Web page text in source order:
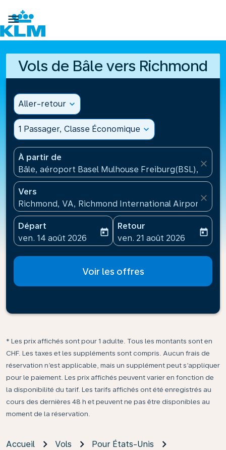

Vols de Bâle vers Richmond
Aller-retour expand_more
1 Passager, Classe Économique expand_more
À partir de
Bâle, aéroport Basel Mulhouse Freiburg(BSL), Suisse
close
Vers
Richmond, VA, Richmond International
close
Départ
fc-booking-departure-date-aria-label
ven. 14 août 2026
today
Retour
fc-booking-return-date-
ven. 21 août 2026
today
Voir les offres
* Les prix affichés sont pour 1 adulte. Tous les montants sont en
CHF. Les taxes et les suppléments sont compris. Aucun frais de
réservation n’est applicable, mais un supplément peut s’appliquer
pour le paiement. Les prix affichés peuvent varier en fonction de
la disponibilité du tarif. Les tarifs affichés ont été enregistrés au
cours des dernières 48 h et peuvent ne pas être disponibles au
moment de la réservation.
Accueil Vols
Pour États-Unis